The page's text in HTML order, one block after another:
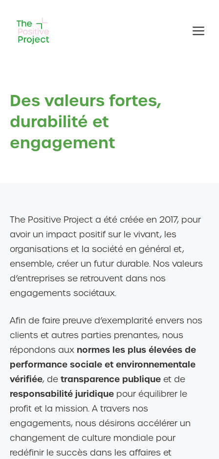
contenu
Des valeurs fortes,
durabilité et
engagement
The Positive Project a été créée en 2017, pour
avoir un impact positif sur le vivant, les
organisations et la société en général et,
ensemble, créer un futur durable. Nos valeurs
d’entreprises se retrouvent dans nos
engagements sociétaux.
Afin de faire preuve d’exemplarité envers nos
clients et autres parties prenantes, nous
répondons aux normes les plus élevées de
performance sociale et environnementale
vérifiée, de transparence publique et de
responsabilité juridique pour équilibrer le
profit et la mission. A travers nos
engagements, nous désirons accélérer un
changement de culture mondiale pour
redéfinir le succès dans les affaires et